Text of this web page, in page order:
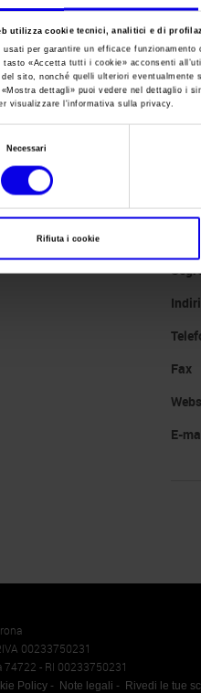
utilizza cookie tecnici, analitici e di
usati per garantire un efficace
tasto «Accetta tutti i cookie» acconsenti
sito, nonché quelli ulteriori eventualmente
«Mostra dettagli» puoi vedere nel dettaglio i
visualizzare l'informativa sulla privacy.
Necessari
Rifiuta i cookie
Data
E-
Fax
E-
00233750231
74722 - RI 00233750231
Policy Note legali Rivedi le tue